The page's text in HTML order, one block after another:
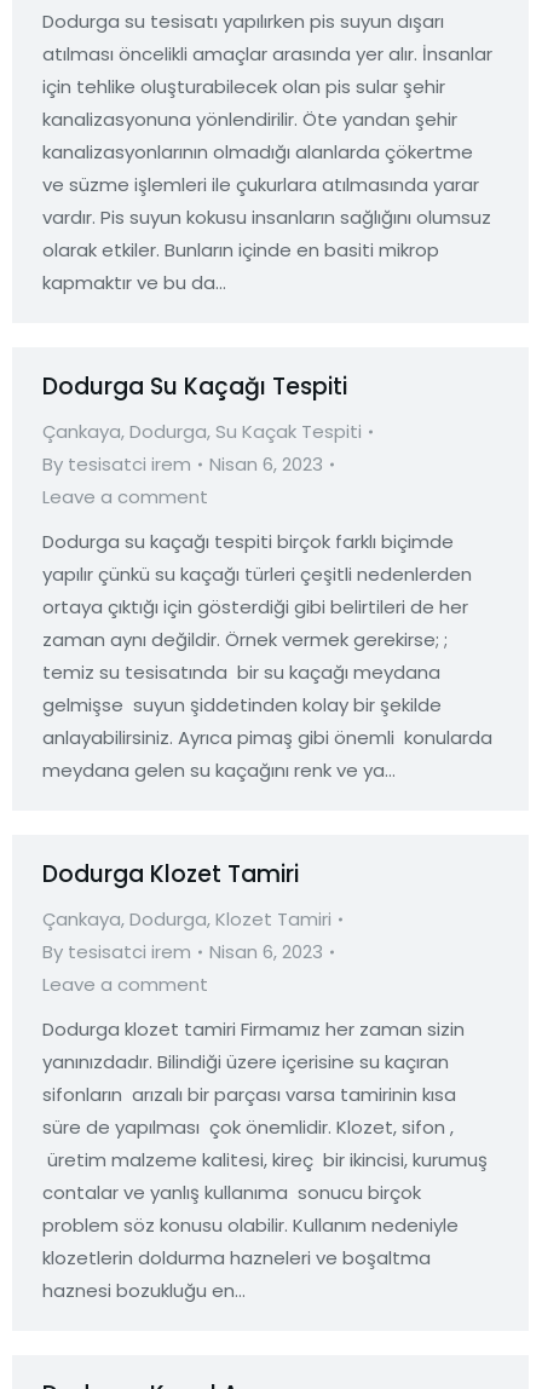
Dodurga su tesisatı yapılırken pis suyun dışarı
atılması öncelikli amaçlar arasında yer alır. İnsanlar
için tehlike oluşturabilecek olan pis sular şehir
kanalizasyonuna yönlendirilir. Öte yandan şehir
kanalizasyonlarının olmadığı alanlarda çökertme
ve süzme işlemleri ile çukurlara atılmasında yarar
vardır. Pis suyun kokusu insanların sağlığını olumsuz
olarak etkiler. Bunların içinde en basiti mikrop
kapmaktır ve bu da…
Dodurga Su Kaçağı Tespiti
Çankaya,Dodurga,Su Kaçak Tespiti
By tesisatci irem
Nisan 6, 2023
Leave a comment
Dodurga su kaçağı tespiti birçok farklı biçimde
yapılır çünkü su kaçağı türleri çeşitli nedenlerden
ortaya çıktığı için gösterdiği gibi belirtileri de her
zaman aynı değildir. Örnek vermek gerekirse; ;
temiz su tesisatında bir su kaçağı meydana
gelmişse suyun şiddetinden kolay bir şekilde
anlayabilirsiniz. Ayrıca pimaş gibi önemli konularda
meydana gelen su kaçağını renk ve ya…
Dodurga Klozet Tamiri
Çankaya,Dodurga,Klozet Tamiri
By tesisatci irem
Nisan 6, 2023
Leave a comment
Dodurga klozet tamiri Firmamız her zaman sizin
yanınızdadır. Bilindiği üzere içerisine su kaçıran
sifonların arızalı bir parçası varsa tamirinin kısa
süre de yapılması çok önemlidir. Klozet, sifon ,
üretim malzeme kalitesi, kireç bir ikincisi, kurumuş
contalar ve yanlış kullanıma sonucu birçok
problem söz konusu olabilir. Kullanım nedeniyle
klozetlerin doldurma hazneleri ve boşaltma
haznesi bozukluğu en…